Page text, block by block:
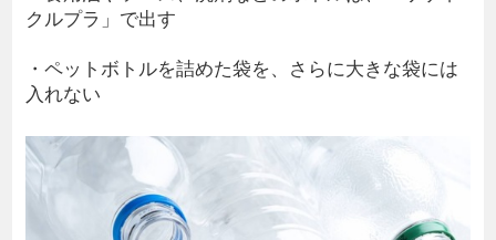
クルプラ」で出す
・ペットボトルを詰めた袋を、さらに大きな袋には
入れない